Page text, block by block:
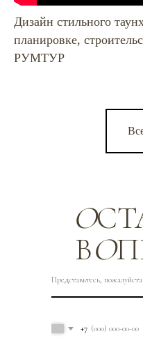
Дизайн стильного
планировке,
РУМТУР
О
ВО
+7